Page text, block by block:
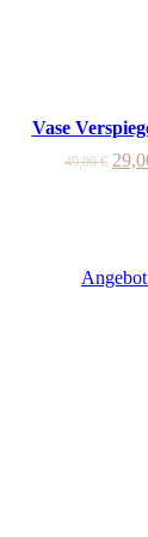
Vase
49,00€